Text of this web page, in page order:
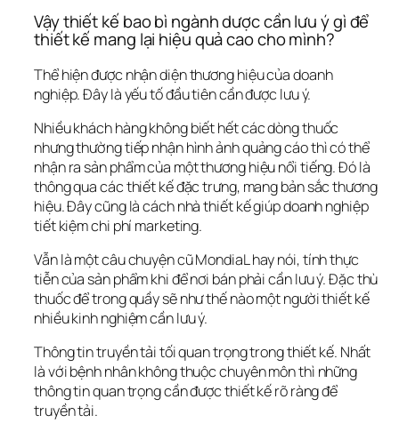
Vậy thiết kế bao bì ngành dược cần lưu ý gì để
thiết kế mang lại hiệu quả cao cho mình?
Thể hiện được nhận diện thương hiệu của doanh
nghiệp. Đây là yếu tố đầu tiên cần được lưu ý.
Nhiều khách hàng không biết hết các dòng thuốc
nhưng thường tiếp nhận hình ảnh quảng cáo thì có thể
nhận ra sản phẩm của một thương hiệu nổi tiếng. Đó là
thông qua các thiết kế đặc trưng, mang bản sắc thương
hiệu. Đây cũng là cách nhà thiết kế giúp doanh nghiệp
tiết kiệm chi phí marketing.
Vẫn là một câu chuyện cũ MondiaL hay nói, tính thực
tiễn của sản phẩm khi để nơi bán phải cần lưu ý. Đặc thù
thuốc để trong quầy sẽ như thế nào một người thiết kế
nhiều kinh nghiệm cần lưu ý.
Thông tin truyền tải tối quan trọng trong thiết kế. Nhất
là với bệnh nhân không thuộc chuyên môn thì những
thông tin quan trọng cần được thiết kế rõ ràng để
truyền tải.